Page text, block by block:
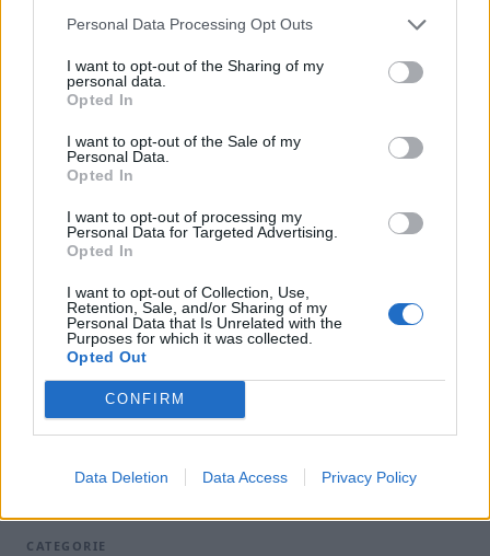
Personal Data Processing Opt Outs
I want to opt-out of the Sharing of my
personal data.
Opted In
I want to opt-out of the Sale of my
Personal Data.
Opted In
I want to opt-out of processing my
Personal Data for Targeted Advertising.
Opted In
I want to opt-out of Collection, Use,
Retention, Sale, and/or Sharing of my
Personal Data that Is Unrelated with the
Purposes for which it was collected.
Opted Out
CONFIRM
Data Deletion Data Access Privacy Policy
€7,90
Pagamento sicuro Fattura inclusa
APPROFONDISCI
LORO PIANA S.P.A. - Un fatturato 2023 in crescita
news · 1
Legale rappresentante di un'azienda: chi è, differenze con
titolare e socio amministratore
guide-rapide
Come trovare l'elenco soci azienda
guide-rapide · 10
Codici RAE, SAE e Ateco: cosa sono
CATEGORIE